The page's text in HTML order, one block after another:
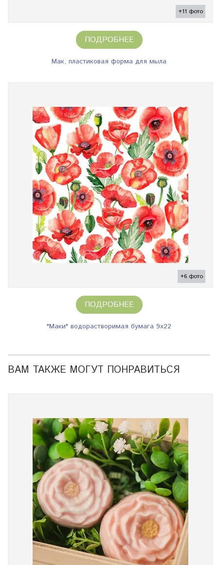
+11 фото
ПОДРОБНЕЕ
Мак, пластиковая форма для мыла
+6 фото
ПОДРОБНЕЕ
"Маки" водорастворимая бумага 9х22
ВАМ ТАКЖЕ МОГУТ ПОНРАВИТЬСЯ